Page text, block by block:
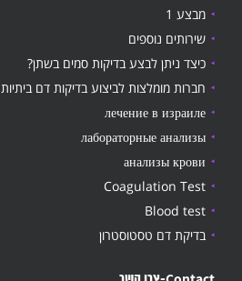
מבצע 1
שירותים נוספים
כיצד ניתן לבצע בדיקות סמים בשתן?
חברות מומלצות לביצוע בדיקות דם ביתיות
лечение в израиле
лабораторные анализы
анализы крови
Coagulation Test
Blood test
בדיקת דם טסטוסטרון